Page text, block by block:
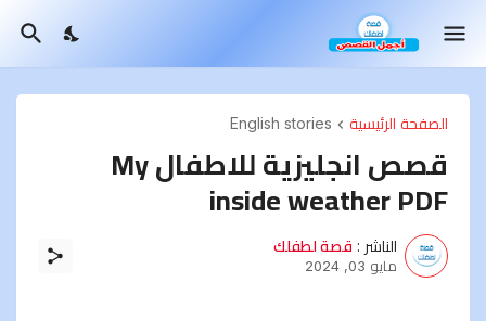
الصفحة الرئيسية English stories
قصص انجليزية للاطفال My
inside weather PDF
الناشر : قصة لطفلك
مايو 03, 2024